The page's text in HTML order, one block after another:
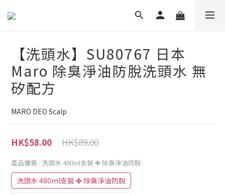
【洗頭水】SU80767 日本
Maro 除臭淨油防脫洗頭水 無
矽配方
MARO DEO Scalp
HK$89.00
HK$58.00
產品優惠 : 洗頭水 480ml支裝 ✤ 除臭淨油防脫
洗頭水 480ml支裝 ✤ 除臭淨油防脫